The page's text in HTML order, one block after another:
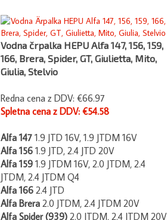
Vodna črpalka HEPU Alfa 147, 156, 159,
166, Brera, Spider, GT, Giulietta, Mito,
Giulia, Stelvio
Redna cena z DDV: €66.97
Spletna cena z DDV: €54.58
Alfa 147 1.9 JTD 16V, 1.9 JTDM 16V
Alfa 156 1.9 JTD, 2.4 JTD 20V
Alfa 159 1.9 JTDM 16V, 2.0 JTDM, 2.4
JTDM, 2.4 JTDM Q4
Alfa 166 2.4 JTD
Alfa Brera 2.0 JTDM, 2.4 JTDM 20V
Alfa Spider (939) 2.0 JTDM, 2.4 JTDM 20V